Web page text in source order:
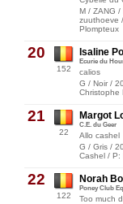
M / ZANG
zuuthoeve
Plompteux
20
152
Isaline
Ecurie du
calios
G / Noir /
Christophe
21
22
Margot
C.E. du Geer
Allo cashel
G / Gris /
Cashel / P:
22
122
Norah
Poney Club
Too much